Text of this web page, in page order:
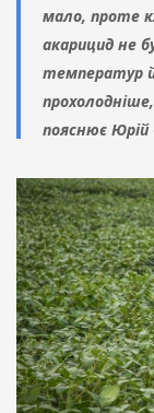
мало, проте
акарицид не
температур
пояснює